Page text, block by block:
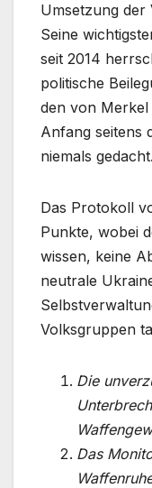
Umsetzung der
Seine
seit 2014
politische
den von
Anfang seitens
niemals gedacht.
Das Protokoll
Punkte, wobei
wissen, keine
neutrale
Volksgruppen
Die
Das